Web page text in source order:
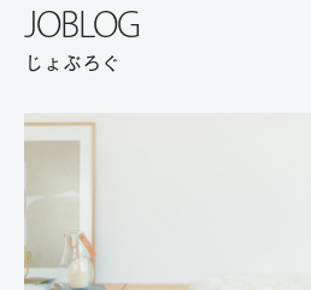
JOBLOG
じょぶろぐ